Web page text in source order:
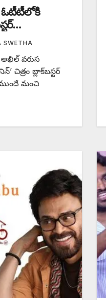
SWETHA
అఖిల్ వరుస
చిత్రం బ్లాక్‌బస్టర్
మంచి